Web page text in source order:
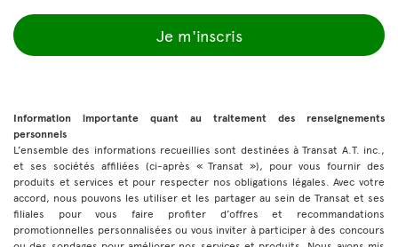
Je m'inscris
Information importante quant au traitement des renseignements
personnels
L’ensemble des informations recueillies sont destinées à Transat A.T. inc.,
et ses sociétés affiliées (ci-après « Transat »), pour vous fournir des
produits et services et pour respecter nos obligations légales. Avec votre
accord, nous pouvons les utiliser et les partager au sein de Transat et ses
filiales pour vous faire profiter d’offres et recommandations
promotionnelles personnalisées ou vous inviter à participer à des concours